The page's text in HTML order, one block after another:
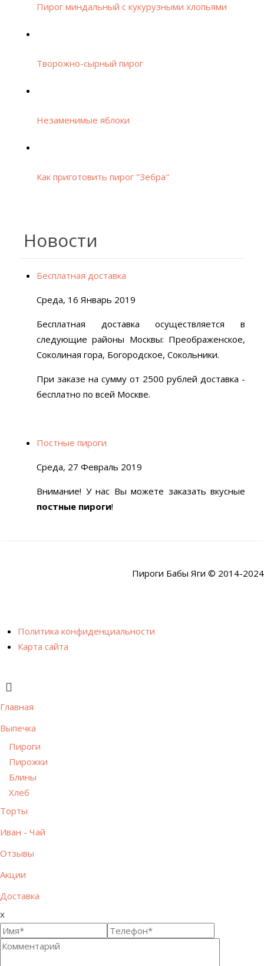
Пирог миндальный с кукурузными хлопьями
Творожно-сырный пирог
Незаменимые яблоки
Как приготовить пирог "Зебра"
Новости
Бесплатная доставка
Среда, 16 Январь 2019
Бесплатная доставка осуществляется в
следующие районы Москвы: Преображенское,
Соколиная гора, Богородское, Сокольники.
При заказе на сумму от 2500 рублей доставка -
бесплатно по всей Москве.
Постные пироги
Среда, 27 Февраль 2019
Внимание! У нас Вы можете заказать вкусные
постные пироги!
Пироги Бабы Яги © 2014-2024
Политика конфиденциальности
Карта сайта
Главная
Выпечка
Пироги
Пирожки
Блины
Хлеб
Торты
Иван - Чай
Отзывы
Акции
Доставка
x